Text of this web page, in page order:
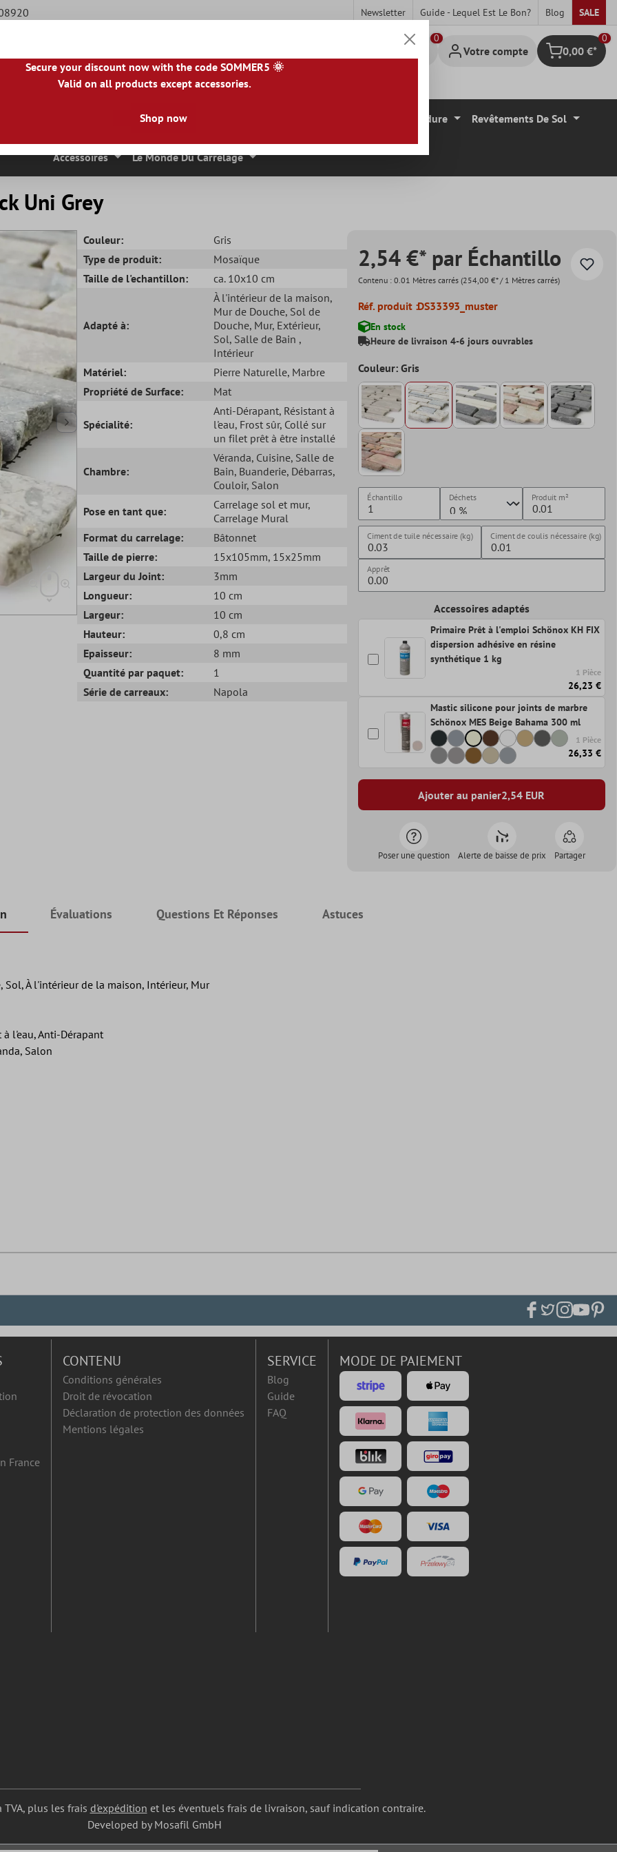
Newsletter Guide - Lequel Est Le Bon? Blog SALE
Votre compte Panier
0
0,00 €*
ES|PL|PT| FI|GR|RO|NO|HU|BG|HR
Carreaux En Pierre Naturelle Carrelage Mural Bordure Revêtements De Sol
Accessoires Le Monde Du Carrelage
Uni Grey
Couleur:
Gris
Type de produit:
Mosaïque
Taille de l'echantillon:
ca. 10x10 cm
Adapté à:
À l'intérieur de la maison,
Mur de Douche, Sol de
Douche, Mur, Extérieur,
Sol, Salle de Bain ,
Intérieur
Matériel:
Pierre Naturelle, Marbre
Propriété de Surface:
Mat
Spécialité:
Anti-Dérapant, Résistant à
l'eau, Frost sûr, Collé sur
un filet prêt à être installé
Chambre:
Véranda, Cuisine, Salle de
Bain, Buanderie, Débarras,
Couloir, Salon
Pose en tant que:
Carrelage sol et mur,
Carrelage Mural
Format du carrelage:
Bâtonnet
Taille de pierre:
15x105mm, 15x25mm
Largeur du Joint:
3mm
Longueur:
10 cm
Largeur:
10 cm
Hauteur:
0,8 cm
Epaisseur:
8 mm
Quantité par paquet:
1
Série de carreaux:
Napola
2,54 €* par Échantillo
Contenu : 0.01 Mètres carrés (254,00 €* / 1 Mètres carrés)
Réf. produit :DS33393_muster
En stock
Heure de livraison 4-6 jours ouvrables
Couleur: Gris
Échantillo Déchets Produit m²
Ciment de tuile nécessaire (kg) Ciment de coulis nécessaire (kg)
Apprêt
Accessoires adaptés
Primaire Prêt à l'emploi Schönox KH FIX
dispersion adhésive en résine
synthétique 1 kg
1 Pièce
26,23 €
Mastic silicone pour joints de marbre
Schönox MES Beige Bahama 300 ml
1 Pièce
26,33 €
Ajouter au panier2,54 EUR
Poser une question Alerte de baisse de prix Partager
Évaluations Questions Et Réponses Astuces
Sol, À l'intérieur de la maison, Intérieur, Mur
l'eau, Anti-Dérapant
Salon
France
CONTENU
Conditions générales
Droit de révocation
Déclaration de protection des données
Mentions légales
SERVICE
Blog
Guide
FAQ
MODE DE PAIEMENT
plus les frais d'expédition et les éventuels frais de livraison, sauf indication contraire.
Developed by Mosafil GmbH
Secure your discount now with the code SOMMER5 🌞
Valid on all products except accessories.
Shop now